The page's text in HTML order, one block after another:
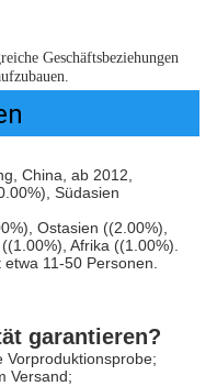
Geschäftsbeziehungen
China, ab 2012,
Südasien
Ostasien ((2.00%),
Afrika ((1.00%).
11-50 Personen.
garantieren?
Vorproduktionsprobe;
Versand;